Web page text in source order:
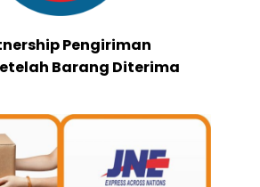
Pengiriman
Barang Diterima